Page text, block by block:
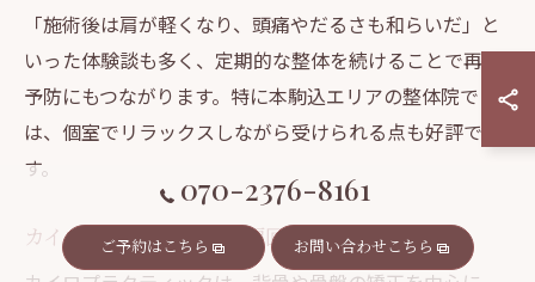
「施術後は肩が軽くなり、頭痛やだるさも和らいだ」と
いった体験談も多く、定期的な整体を続けることで再発
予防にもつながります。特に本駒込エリアの整体院で
は、個室でリラックスしながら受けられる点も好評で
す。
カイロプラクティックで肩回りも快適に
070-2376-8161
ご予約はこちら お問い合わせこちら